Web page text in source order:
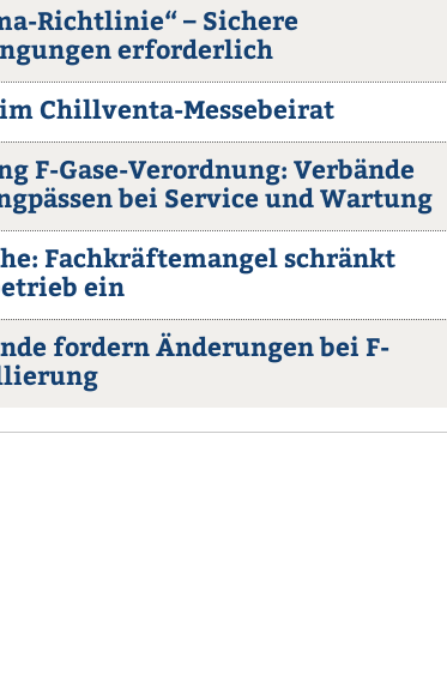
Richtlinie“ – Sichere
erforderlich
Chillventa-Messebeirat
F-Gase-Verordnung: Verbände
bei Service und Wartung
Fachkräftemangel schränkt
ein
fordern Änderungen bei F-